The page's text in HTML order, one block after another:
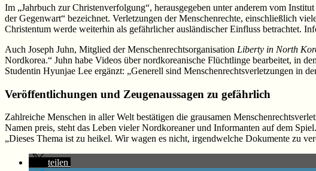
Im „Jahrbuch zur Christenverfolgung“, herausgegeben unter anderem vom
der Gegenwart“ bezeichnet. Verletzungen der Menschenrechte, einschließlich
Christentum werde weiterhin als gefährlicher ausländischer Einfluss betrachtet.
Auch Joseph Juhn, Mitglied der Menschenrechtsorganisation Liberty in North
Nordkorea.“ Juhn habe Videos über nordkoreanische Flüchtlinge bearbeitet, in
Studentin Hyunjae Lee ergänzt: „Generell sind Menschenrechtsverletzungen in
Veröffentlichungen und Zeugenaussagen zu gefährlich
Zahlreiche Menschen in aller Welt bestätigen die grausamen
Namen preis, steht das Leben vieler Nordkoreaner und Informanten auf dem
„Dieses Thema ist zu heikel. Wir wagen es nicht, irgendwelche Dokumente zu
teilen